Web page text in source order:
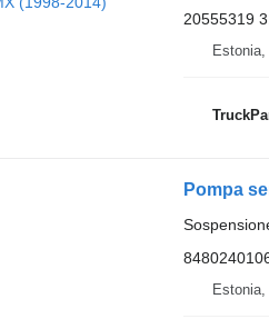
20555319
Estonia,
Estonia,